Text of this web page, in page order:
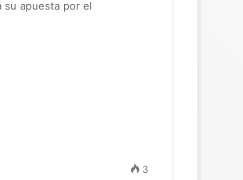
su apuesta por el
3